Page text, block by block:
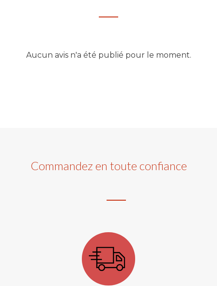
Aucun avis n'a été publié pour le moment.
Commandez en toute confiance